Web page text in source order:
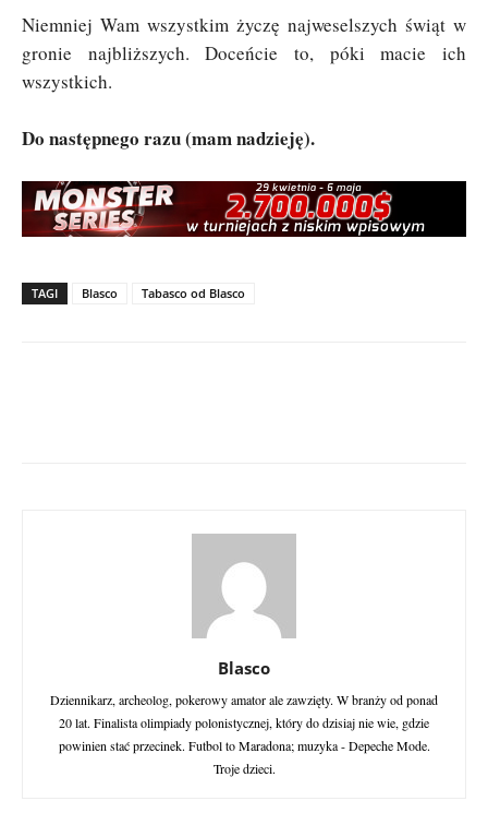
Niemniej Wam wszystkim życzę najweselszych świąt w
gronie najbliższych. Doceńcie to, póki macie ich
wszystkich.
Do następnego razu (mam nadzieję).
TAGI Blasco Tabasco od Blasco
Blasco
Dziennikarz, archeolog, pokerowy amator ale zawzięty. W branży od ponad
20 lat. Finalista olimpiady polonistycznej, który do dzisiaj nie wie, gdzie
powinien stać przecinek. Futbol to Maradona; muzyka - Depeche Mode.
Troje dzieci.